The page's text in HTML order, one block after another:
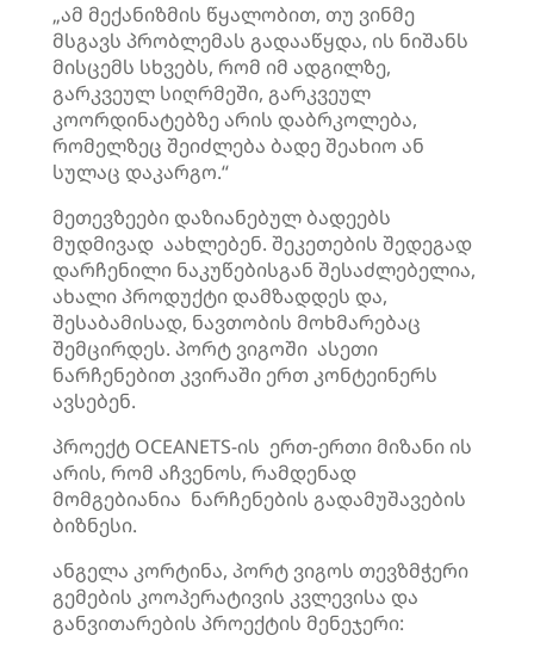
„ამ მექანიზმის წყალობით, თუ ვინმე
მსგავს პრობლემას გადააწყდა, ის ნიშანს
მისცემს სხვებს, რომ იმ ადგილზე,
გარკვეულ სიღრმეში, გარკვეულ
კოორდინატებზე არის დაბრკოლება,
რომელზეც შეიძლება ბადე შეახიო ან
სულაც დაკარგო.“
მეთევზეები დაზიანებულ ბადეებს
მუდმივად აახლებენ. შეკეთების შედეგად
დარჩენილი ნაკუწებისგან შესაძლებელია,
ახალი პროდუქტი დამზადდეს და,
შესაბამისად, ნავთობის მოხმარებაც
შემცირდეს. პორტ ვიგოში ასეთი
ნარჩენებით კვირაში ერთ კონტეინერს
ავსებენ.
პროექტ OCEANETS-ის ერთ-ერთი მიზანი ის
არის, რომ აჩვენოს, რამდენად
მომგებიანია ნარჩენების გადამუშავების
ბიზნესი.
ანგელა კორტინა, პორტ ვიგოს თევზმჭერი
გემების კოოპერატივის კვლევისა და
განვითარების პროექტის მენეჯერი: